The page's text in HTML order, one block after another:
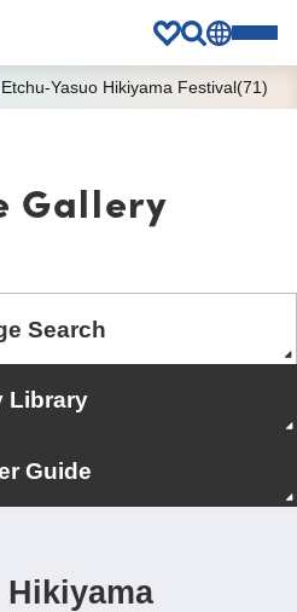
Etchu-Yasuo Hikiyama Festival(71)
Gallery
Search
Library
Guide